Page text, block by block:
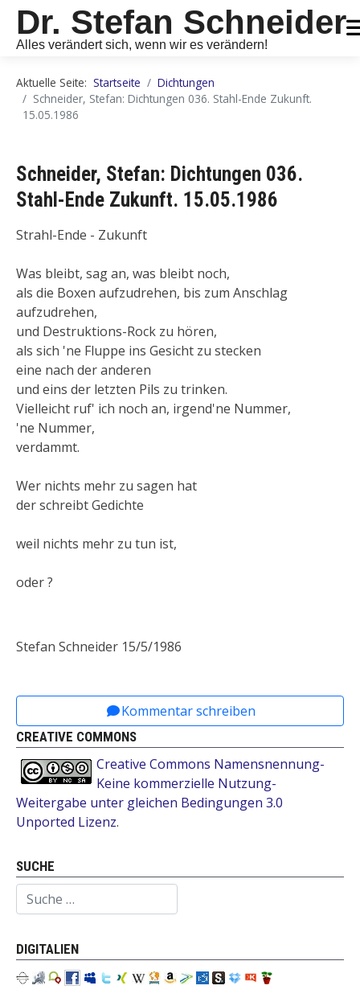
Dr. Stefan Schneider
Alles verändert sich, wenn wir es verändern!
Aktuelle Seite: Startseite
Dichtungen
Schneider, Stefan: Dichtungen 036. Stahl-Ende Zukunft.
15.05.1986
Schneider, Stefan: Dichtungen 036.
Stahl-Ende Zukunft. 15.05.1986
Strahl-Ende - Zukunft
Was bleibt, sag an, was bleibt noch,
als die Boxen aufzudrehen, bis zum Anschlag
aufzudrehen,
und Destruktions-Rock zu hören,
als sich 'ne Fluppe ins Gesicht zu stecken
eine nach der anderen
und eins der letzten Pils zu trinken.
Vielleicht ruf' ich noch an, irgend'ne Nummer,
'ne Nummer,
verdammt.
Wer nichts mehr zu sagen hat
der schreibt Gedichte
weil nichts mehr zu tun ist,
oder ?
Stefan Schneider 15/5/1986
Kommentar schreiben
CREATIVE COMMONS
Creative Commons Namensnennung-
Keine kommerzielle Nutzung-
Weitergabe unter gleichen Bedingungen 3.0
Unported Lizenz.
SUCHE
Suchen
DIGITALIEN